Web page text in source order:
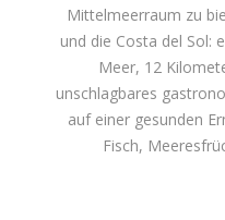
Mittelmeerraum zu
und die Costa del Sol:
Meer, 12
unschlagbares
auf einer gesunden
Fisch,